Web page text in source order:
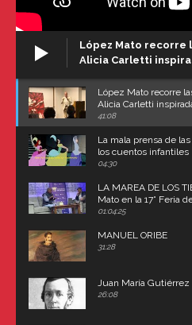
López Mato recorre
Alicia Carletti
López Mato recorre
Alicia Carletti
Carroll
41:08
La mala prensa de
los cuentos infantiles
04:30
LA MAREA DE LOS
Mato en la 17° Feria
(Uruguay)
01:04:25
MANUEL ORIBE
31:28
Juan María Gutiérrez
26:08